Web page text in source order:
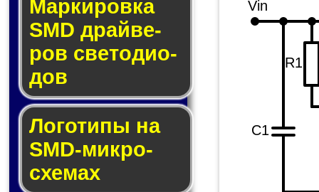
Маркировка
SMD драй­ве­
ров све­то­ди­о­
дов
Логотипы на
SMD-мик­ро­
схе­мах
C1
Vin
R1